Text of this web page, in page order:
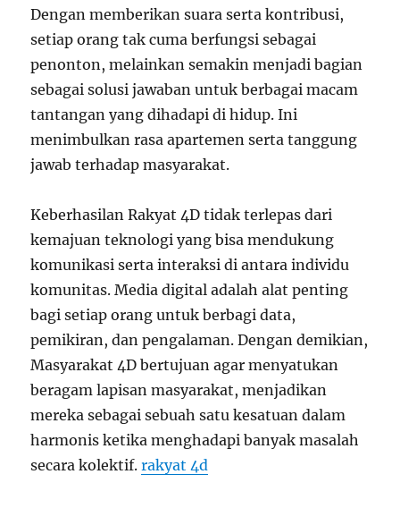
Dengan memberikan suara serta kontribusi,
setiap orang tak cuma berfungsi sebagai
penonton, melainkan semakin menjadi bagian
sebagai solusi jawaban untuk berbagai macam
tantangan yang dihadapi di hidup. Ini
menimbulkan rasa apartemen serta tanggung
jawab terhadap masyarakat.
Keberhasilan Rakyat 4D tidak terlepas dari
kemajuan teknologi yang bisa mendukung
komunikasi serta interaksi di antara individu
komunitas. Media digital adalah alat penting
bagi setiap orang untuk berbagi data,
pemikiran, dan pengalaman. Dengan demikian,
Masyarakat 4D bertujuan agar menyatukan
beragam lapisan masyarakat, menjadikan
mereka sebagai sebuah satu kesatuan dalam
harmonis ketika menghadapi banyak masalah
secara kolektif.rakyat 4d